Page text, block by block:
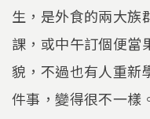
生，是外食的兩大族
課，或中午訂個便當
貌，不過也有人重新
件事，變得很不一樣